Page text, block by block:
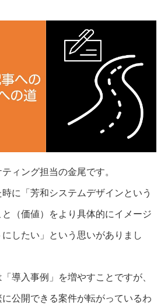
ィング担当の金尾です。
に「芳和システムデザインという
（価値）をより具体的にイメージ
したい」という思いがありまし
導入事例」を増やすことですが、
公開できる案件が転がっているわ